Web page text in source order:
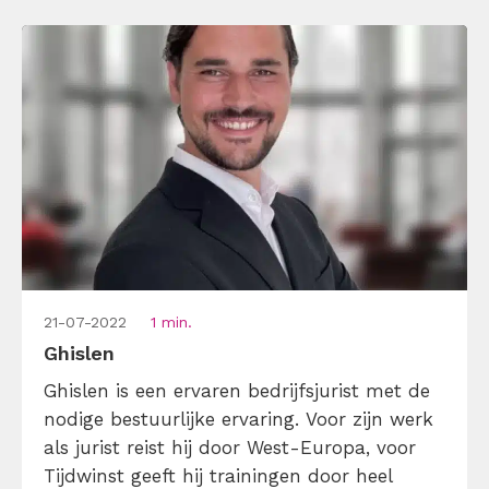
onze timemanagement trainers zelf super
georganiseerd en hebben onze […]
21-07-2022 1 min.
Ghislen
Ghislen is een ervaren bedrijfsjurist met de
nodige bestuurlijke ervaring. Voor zijn werk
als jurist reist hij door West-Europa, voor
Tijdwinst geeft hij trainingen door heel